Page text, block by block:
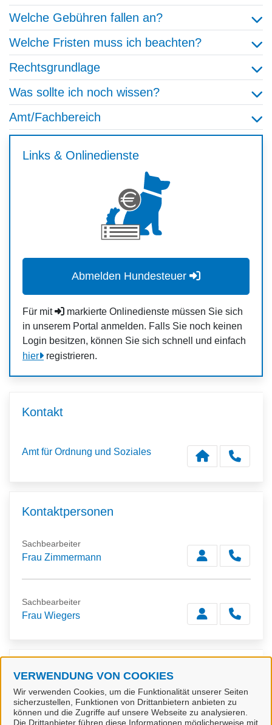
VERWENDUNG VON COOKIES
Wir verwenden Cookies, um die Funktionalität unserer Seiten
sicherzustellen, Funktionen von Drittanbietern anbieten zu
können und die Zugriffe auf unsere Webseite zu analysieren.
Die Drittanbieter führen diese Informationen möglicherweise mit
Welche Gebühren fallen an?
Welche Fristen muss ich beachten?
Rechtsgrundlage
Was sollte ich noch wissen?
Amt/Fachbereich
Links & Onlinedienste
Abmelden Hundesteuer
Für mit
markierte Onlinedienste müssen Sie sich
in unserem Portal anmelden. Falls Sie noch keinen
Login besitzen, können Sie sich schnell und einfach
hier
registrieren.
Kontakt
Amt für Ordnung und Soziales
Kontaktpersonen
Sachbearbeiter
Frau Zimmermann
Sachbearbeiter
Frau Wiegers
Verwandte Dienstleistungen
Hundesteueranmeldung